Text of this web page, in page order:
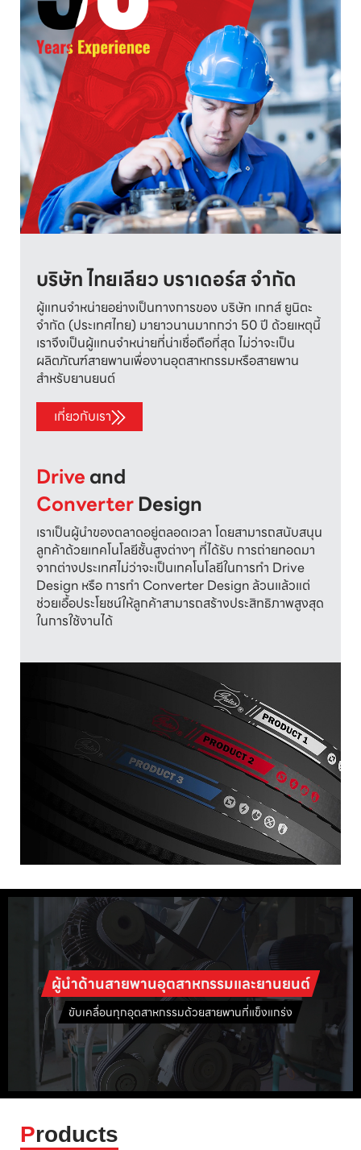
บริษัท ไทยเลียว บราเดอร์ส จำกัด
ผู้แทนจำหน่ายอย่างเป็นทางการของ บริษัท เกทส์ ยูนิตะ
จำกัด (ประเทศไทย) มายาวนานมากกว่า 50 ปี ด้วยเหตุนี้
เราจึงเป็นผู้แทนจำหน่ายที่น่าเชื่อถือที่สุด ไม่ว่าจะเป็น
ผลิตภัณฑ์สายพานเพื่องานอุตสาหกรรมหรือสายพาน
สำหรับยานยนต์
เกี่ยวกับเรา
Drive
Converter Design
เราเป็นผู้นำของตลาดอยู่ตลอดเวลา โดยสามารถสนับสนุน
ลูกค้าด้วยเทคโนโลยีชั้นสูงต่างๆ ที่ได้รับ การถ่ายทอดมา
จากต่างประเทศไม่ว่าจะเป็นเทคโนโลยีในการทำ Drive
Design หรือ การทำ Converter Design ล้วนแล้วแต่
ช่วยเอื้อประโยชน์ให้ลูกค้าสามารถสร้างประสิทธิภาพสูงสุด
ในการใช้งานได้
ผู้นำด้านสายพานอุตสาหกรรมและยานยนต์
ขับเคลื่อนทุกอุตสาหกรรมด้วยสายพานที่แข็งแกร่ง
Products